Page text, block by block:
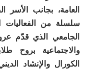
العامة، بجانب الأسر
سلسلة من الفعاليات
الجامعي الذي قدّم
والاجتماعية بروح
الكورال والإنشاد